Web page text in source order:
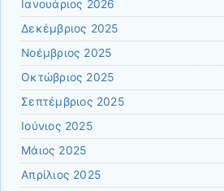
Ιανουάριος 2026
Δεκέμβριος 2025
Νοέμβριος 2025
Οκτώβριος 2025
Σεπτέμβριος 2025
Ιούνιος 2025
Μάιος 2025
Απρίλιος 2025